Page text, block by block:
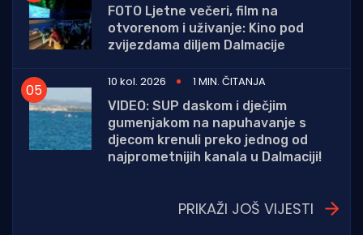
FOTO Ljetne večeri, film na
otvorenom i uživanje: Kino pod
zvijezdama diljem Dalmacije
10 kol. 2026
1 MIN. ČITANJA
VIDEO: SUP daskom i dječjim
gumenjakom na napuhavanje s
djecom krenuli preko jednog od
najprometnijih kanala u Dalmaciji!
PRIKAŽI JOŠ VIJESTI